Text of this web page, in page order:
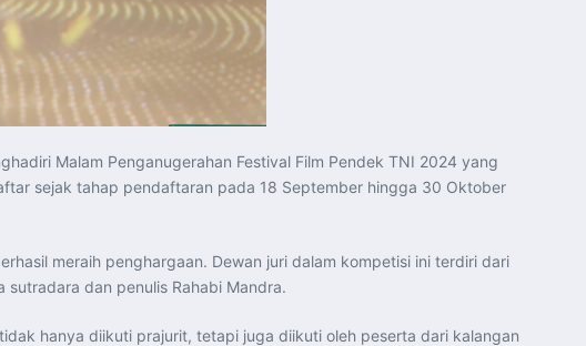
Malam Penganugerahan Festival Film Pendek TNI 2024 yang
sejak tahap pendaftaran pada 18 September hingga 30 Oktober
meraih penghargaan. Dewan juri dalam kompetisi ini terdiri dari
dan penulis Rahabi Mandra.
hanya diikuti prajurit, tetapi juga diikuti oleh peserta dari kalangan